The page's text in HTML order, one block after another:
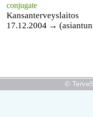
conjugate
Kansanterveyslaitos
17.12.2004 →
©